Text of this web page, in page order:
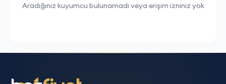
Aradığınız kuyumcu bulunamadı veya erişim izniniz yok